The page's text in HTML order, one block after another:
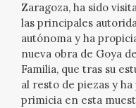
Zaragoza, ha sido
las principales
autónoma y ha
nueva obra de Goya
Familia, que tras su
al resto de piezas y
primicia en esta